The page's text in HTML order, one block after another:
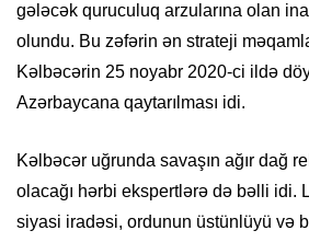
gələcək quruculuq arzularına olan
olundu. Bu zəfərin ən strateji
Kəlbəcərin 25 noyabr 2020-ci ildə
Azərbaycana qaytarılması idi.
Kəlbəcər uğrunda savaşın ağır dağ
olacağı hərbi ekspertlərə də bəlli idi.
siyasi iradəsi, ordunun üstünlüyü və